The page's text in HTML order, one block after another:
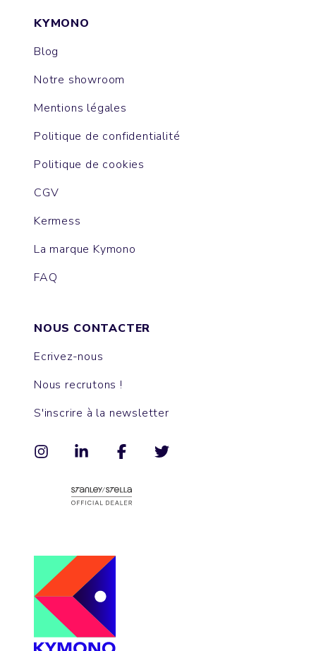
KYMONO
Blog
Notre showroom
Mentions légales
Politique de confidentialité
Politique de cookies
CGV
Kermess
La marque Kymono
FAQ
NOUS CONTACTER
Ecrivez-nous
Nous recrutons !
S'inscrire à la newsletter